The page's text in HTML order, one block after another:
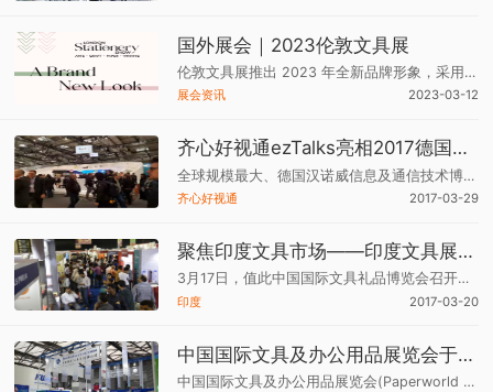
国外展会｜2023伦敦文具展
伦敦文具展推出 2023 年全新品牌形象，采用新的颜色、元素和标志。新的一年，伦敦文具展焕然一新。
展会资讯 2023-03-12
齐心好视通ezTalks亮相2017德国CeBIT展
全球规模最大、德国汉诺威信息及通信技术博览会，以“数字经济——永无止境”为主题，聚焦人工智能、自主系统、虚拟和增强现实、智能机器人及无人机等领域的所有最新进展，涵盖大数据、云应用、物联网、移动解决方案、安全和社会化商业等趋势。
齐心好视通 2017-03-29
聚焦印度文具市场——印度文具展推介会
3月17日，值此中国国际文具礼品博览会召开之际，印度文具展推荐会及印度市场介绍论坛在国际会展中心7号馆会议室举行。
印度 2017-03-20
中国国际文具及办公用品展览会于10月15日举办
中国国际文具及办公用品展览会(Paperworld China)由中国轻工工艺品进出口商会和德国法兰克福展览公司（Messe Frankfurt GmbH）共同主办，后者是全球规模最大,最权威的法兰克福国际纸制品世界、文具办公用品世界(Paperworld)的主办方。